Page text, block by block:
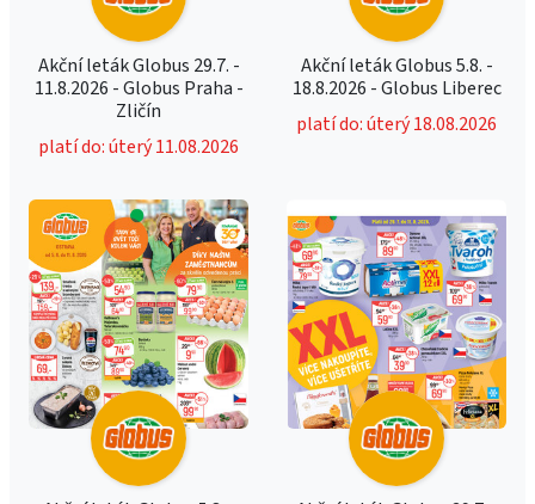
Akční leták Globus 29.7. -
11.8.2026 - Globus Praha -
Zličín
platí do: úterý 11.08.2026
Akční leták Globus 5.8. -
18.8.2026 - Globus Liberec
platí do: úterý 18.08.2026